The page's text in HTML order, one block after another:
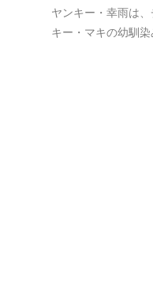
ヤンキー・幸雨は
キー・マキの幼馴染